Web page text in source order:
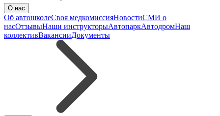
О нас
Об автошколеСвоя медкомиссияНовостиСМИ о
насОтзывыНаши инструкторыАвтопаркАвтодромНаш
коллективВакансииДокументы